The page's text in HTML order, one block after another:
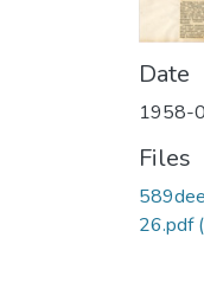
Date
1958-
Files
26.pdf